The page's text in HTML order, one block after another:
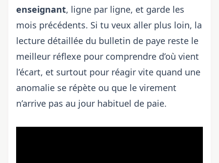
enseignant, ligne par ligne, et garde les
mois précédents. Si tu veux aller plus loin, la
lecture détaillée du bulletin de paye reste le
meilleur réflexe pour comprendre d’où vient
l’écart, et surtout pour réagir vite quand une
anomalie se répète ou que le virement
n’arrive pas au jour habituel de paie.